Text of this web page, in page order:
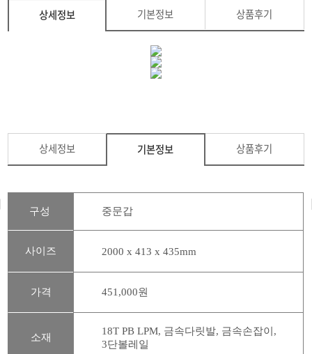
상세정보 기본정보 상품후기
상세정보 기본정보 상품후기
구성 중문갑
사이즈 2000 x 413 x 435mm
가격 451,000원
소재
18T PB LPM, 금속다릿발, 금속손잡이,
3단볼레일